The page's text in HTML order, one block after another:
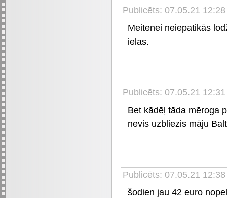
Publicēts: 07.05.21 12:28
Meitenei neiepatikās
ielas.
Publicēts: 07.05.21 12:31
Bet kādēļ tāda mēroga
nevis uzbliezis māju
Publicēts: 07.05.21 12:38
šodien jau 42 euro